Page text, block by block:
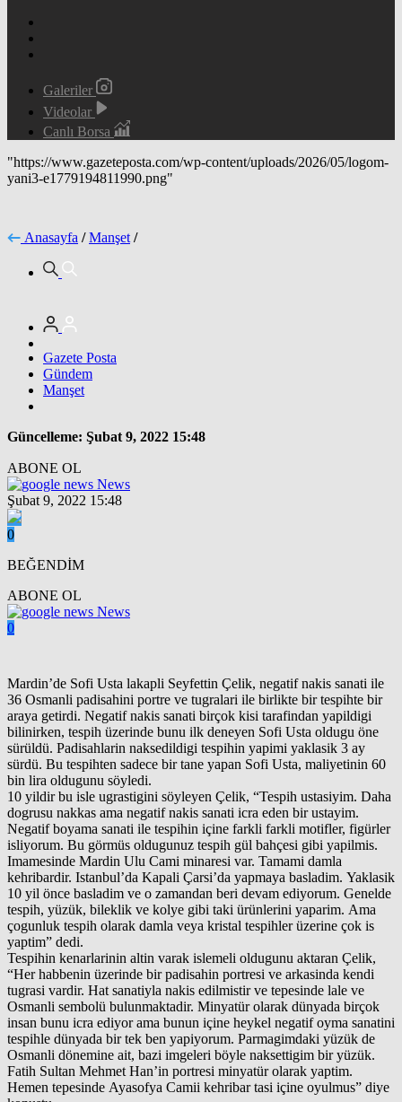
Galeriler
Videolar
Canlı Borsa
"https://www.gazeteposta.com/wp-content/uploads/2026/05/logom-
yani3-e1779194811990.png"
Anasayfa / Manşet /
Gazete Posta
Gündem
Manşet
Güncelleme: Şubat 9, 2022 15:48
ABONE OL
News
Şubat 9, 2022 15:48
0
BEĞENDİM
ABONE OL
News
0
Mardin’de Sofi Usta lakapli Seyfettin Çelik, negatif nakis sanati ile
36 Osmanli padisahini portre ve tugralari ile birlikte bir tespihte bir
araya getirdi. Negatif nakis sanati birçok kisi tarafindan yapildigi
bilinirken, tespih üzerinde bunu ilk deneyen Sofi Usta oldugu öne
sürüldü. Padisahlarin naksedildigi tespihin yapimi yaklasik 3 ay
sürdü. Bu tespihten sadece bir tane yapan Sofi Usta, maliyetinin 60
bin lira oldugunu söyledi.
10 yildir bu isle ugrastigini söyleyen Çelik, “Tespih ustasiyim. Daha
dogrusu nakkas ama negatif nakis sanati icra eden bir ustayim.
Negatif boyama sanati ile tespihin içine farkli farkli motifler, figürler
isliyorum. Bu görmüs oldugunuz tespih gül bahçesi gibi yapilmis.
Imamesinde Mardin Ulu Cami minaresi var. Tamami damla
kehribardir. Istanbul’da Kapali Çarsi’da yapmaya basladim. Yaklasik
10 yil önce basladim ve o zamandan beri devam ediyorum. Genelde
tespih, yüzük, bileklik ve kolye gibi taki ürünlerini yaparim. Ama
çogunluk tespih olarak damla veya kristal tespihler üzerine çok is
yaptim” dedi.
Tespihin kenarlarinin altin varak islemeli oldugunu aktaran Çelik,
“Her habbenin üzerinde bir padisahin portresi ve arkasinda kendi
tugrasi vardir. Hat sanatiyla nakis edilmistir ve tepesinde lale ve
Osmanli sembolü bulunmaktadir. Minyatür olarak dünyada birçok
insan bunu icra ediyor ama bunun içine heykel negatif oyma sanatini
tespihle dünyada bir tek ben yapiyorum. Parmagimdaki yüzük de
Osmanli dönemine ait, bazi imgeleri böyle naksettigim bir yüzük.
Fatih Sultan Mehmet Han’in portresi minyatür olarak yaptim.
Hemen tepesinde Ayasofya Camii kehribar tasi içine oyulmus” diye